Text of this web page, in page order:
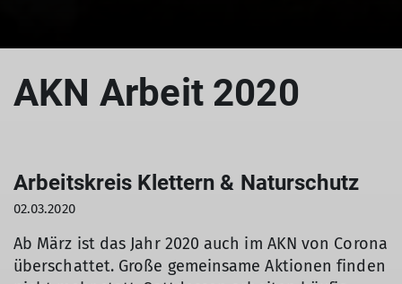
AKN Arbeit 2020
Arbeitskreis Klettern & Naturschutz
02.03.2020
Ab März ist das Jahr 2020 auch im AKN von Corona
überschattet. Große gemeinsame Aktionen finden